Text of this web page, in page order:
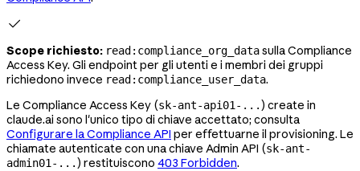

Scope richiesto: read:compliance_org_datasulla Compliance
Access Key. Gli endpoint per gli utenti e i membri dei gruppi
richiedono invece read:compliance_user_data.
Le Compliance Access Key (sk-ant-api01-...) create in
claude.ai sono l'unico tipo di chiave accettato; consulta
Configurare la Compliance API per effettuarne il provisioning. Le
chiamate autenticate con una chiave Admin API (sk-ant-
admin01-...) restituiscono 403 Forbidden.